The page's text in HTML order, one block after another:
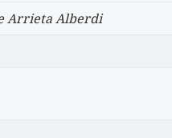
Arrieta Alberdi